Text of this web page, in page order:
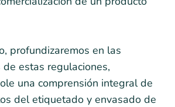
profundizaremos en las
estas regulaciones,
una comprensión integral de
del etiquetado y envasado de